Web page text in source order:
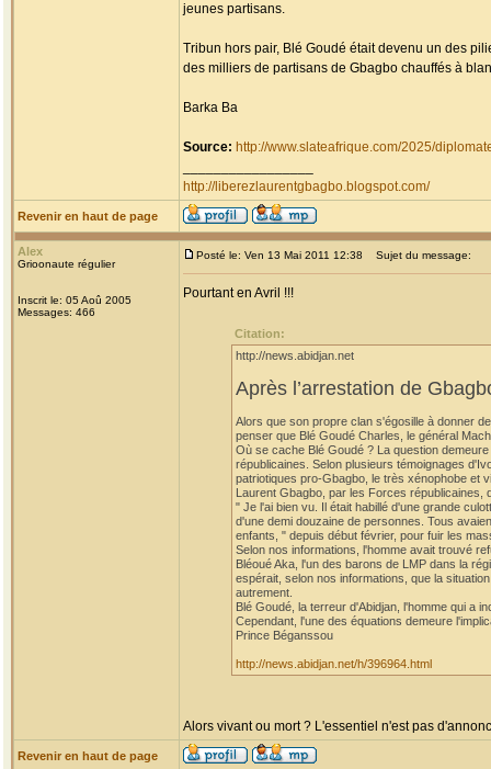
jeunes partisans.
Tribun hors pair, Blé Goudé était devenu un des
des milliers de partisans de Gbagbo chauffés à
Barka Ba
Source: http://www.slateafrique.com/2025/
http://liberezlaurentgbagbo.blogspot.com/
Revenir en haut de page
Alex
Grioonaute régulier
Inscrit le: 05 Aoû 2005
Messages: 466
Posté le: Ven 13 Mai 2011 12:38 Sujet du message:
Pourtant en Avril !!!
Citation:
http://news.abidjan.net
Après l’arrestation de
Alors que son propre clan s'égosille à donner
penser que Blé Goudé Charles, le général
Où se cache Blé Goudé ? La question
républicaines. Selon plusieurs témoignages
patriotiques pro-Gbagbo, le très xénophobe et
Laurent Gbagbo, par les Forces républicaines,
" Je l'ai bien vu. Il était habillé d'une grande
d'une demi douzaine de personnes. Tous
enfants, " depuis début février, pour fuir les
Selon nos informations, l'homme avait trouvé
Bléoué Aka, l'un des barons de LMP dans la
espérait, selon nos informations, que la
autrement.
Blé Goudé, la terreur d'Abidjan, l'homme qui a
Cependant, l'une des équations demeure
Prince Béganssou
http://news.abidjan.net/h/396964.html
Alors vivant ou mort ? L'essentiel n'est pas
Revenir en haut de page